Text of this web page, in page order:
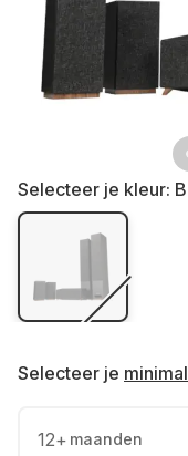
Selecteer je kleur:
Selecteer je
12+ maanden